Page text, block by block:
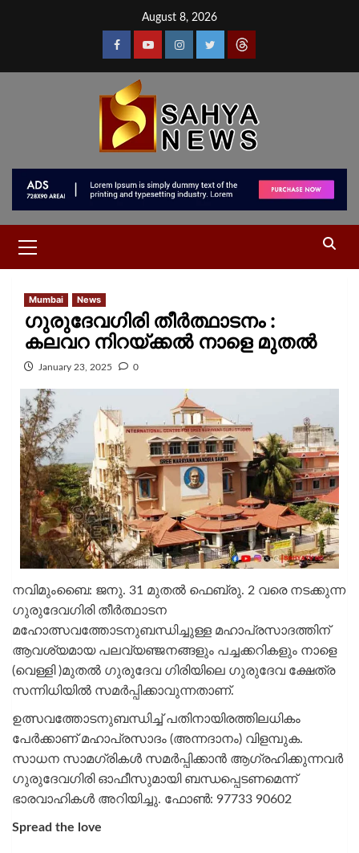
August 8, 2026
Mumbai News
ഗുരുദേവഗിരി തീർത്ഥാടനം :
കലവറ നിറയ്ക്കൽ നാളെ മുതൽ
January 23, 2025 0
നവിമുംബൈ: ജനു. 31 മുതൽ ഫെബ്രു. 2 വരെ നടക്കുന്ന
ഗുരുദേവഗിരി തീർത്ഥാടന
മഹോത്സവത്തോടനുബന്ധിച്ചുള്ള മഹാപ്രസാദത്തിന്
ആവശ്യമായ പലവ്യഞ്ജനങ്ങളും പച്ചക്കറികളും നാളെ
(വെള്ളി )മുതൽ ഗുരുദേവ ഗിരിയിലെ ഗുരുദേവ ക്ഷേത്ര
സന്നിധിയിൽ സമർപ്പിക്കാവുന്നതാണ്.
ഉത്സവത്തോടനുബന്ധിച്ച് പതിനായിരത്തിലധികം
പേർക്കാണ് മഹാപ്രസാദം (അന്നദാനം) വിളമ്പുക.
സാധന സാമഗ്രികൾ സമർപ്പിക്കാൻ ആഗ്രഹിക്കുന്നവർ
ഗുരുദേവഗിരി ഓഫീസുമായി ബന്ധപ്പെടണമെന്ന്
ഭാരവാഹികൾ അറിയിച്ചു. ഫോൺ: 97733 90602
Spread the love